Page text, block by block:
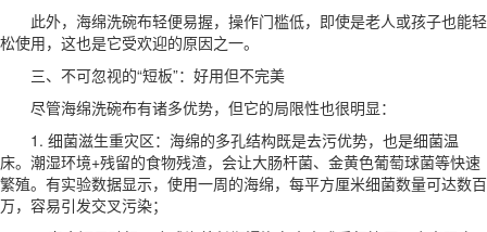
此外，海绵洗碗布轻便易握，操作门槛低，即使是老人或孩子也能轻
松使用，这也是它受欢迎的原因之一。
三、不可忽视的“短板”：好用但不完美
尽管海绵洗碗布有诸多优势，但它的局限性也很明显：
1. 细菌滋生重灾区：海绵的多孔结构既是去污优势，也是细菌温
床。潮湿环境+残留的食物残渣，会让大肠杆菌、金黄色葡萄球菌等快速
繁殖。有实验数据显示，使用一周的海绵，每平方厘米细菌数量可达数百
万，容易引发交叉污染；